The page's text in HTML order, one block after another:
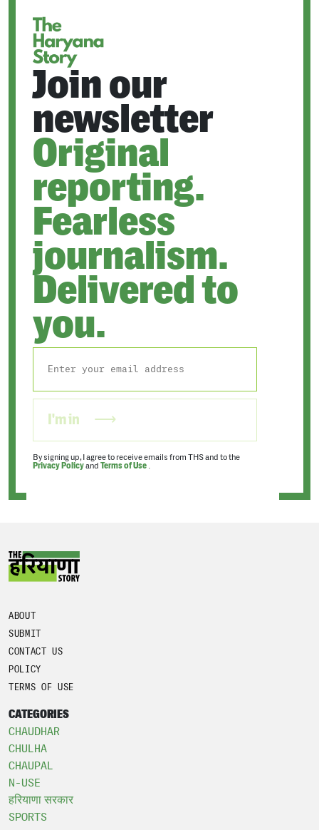
Join our
newsletter
Original
reporting.
Fearless
journalism.
Delivered to
you.
I'm in
By signing up, I agree to receive emails from THS and to the
Privacy Policyand Terms of Use
ABOUT
SUBMIT
CONTACT US
POLICY
TERMS OF USE
CATEGORIES
CHAUDHAR
CHULHA
CHAUPAL
N-USE
हरियाणा सरकार
SPORTS